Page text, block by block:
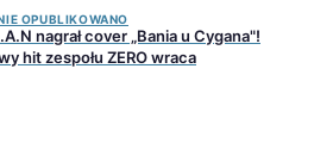
OPUBLIKOWANO
nagrał cover „Bania u Cygana"!
hit zespołu ZERO wraca